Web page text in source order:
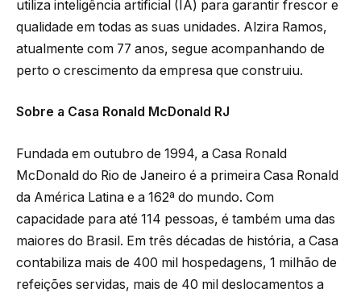
utiliza inteligência artificial (IA) para garantir frescor e
qualidade em todas as suas unidades. Alzira Ramos,
atualmente com 77 anos, segue acompanhando de
perto o crescimento da empresa que construiu.
Sobre a Casa Ronald McDonald RJ
Fundada em outubro de 1994, a Casa Ronald
McDonald do Rio de Janeiro é a primeira Casa Ronald
da América Latina e a 162ª do mundo. Com
capacidade para até 114 pessoas, é também uma das
maiores do Brasil. Em três décadas de história, a Casa
contabiliza mais de 400 mil hospedagens, 1 milhão de
refeições servidas, mais de 40 mil deslocamentos a